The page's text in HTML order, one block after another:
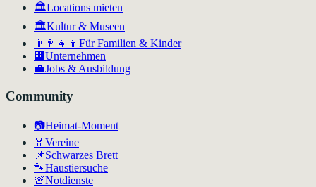
🏛️Locations mieten
🏛Kultur & Museen
👨‍👩‍👧‍👦 Für Familien & Kinder
🏢 Unternehmen
💼Jobs & Ausbildung
Community
📷Heimat-Moment
🏅 Vereine
📌Schwarzes Brett
🐾Haustiersuche
🚨Notdienste